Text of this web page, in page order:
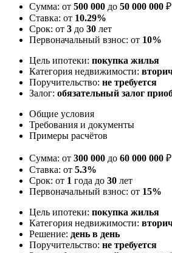
Сумма: от 500 000 до 50 000 000 ₽
Ставка: от 10.29%
Срок: от 3 до 30 лет
Первоначальный взнос: от 10%
Цель ипотеки: покупка жилья
Категория недвижимости:
Поручительство: не требуется
Залог: обязательный залог
Общие условия
Требования и документы
Примеры расчётов
Сумма: от 300 000 до 60 000 000 ₽
Ставка: от 5.3%
Срок: от 1 года до 30 лет
Первоначальный взнос: от 15%
Цель ипотеки: покупка жилья
Категория недвижимости:
Решение: день в день
Поручительство: не требуется